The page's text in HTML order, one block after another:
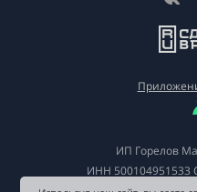
ИП Горелов
ИНН 500104951533